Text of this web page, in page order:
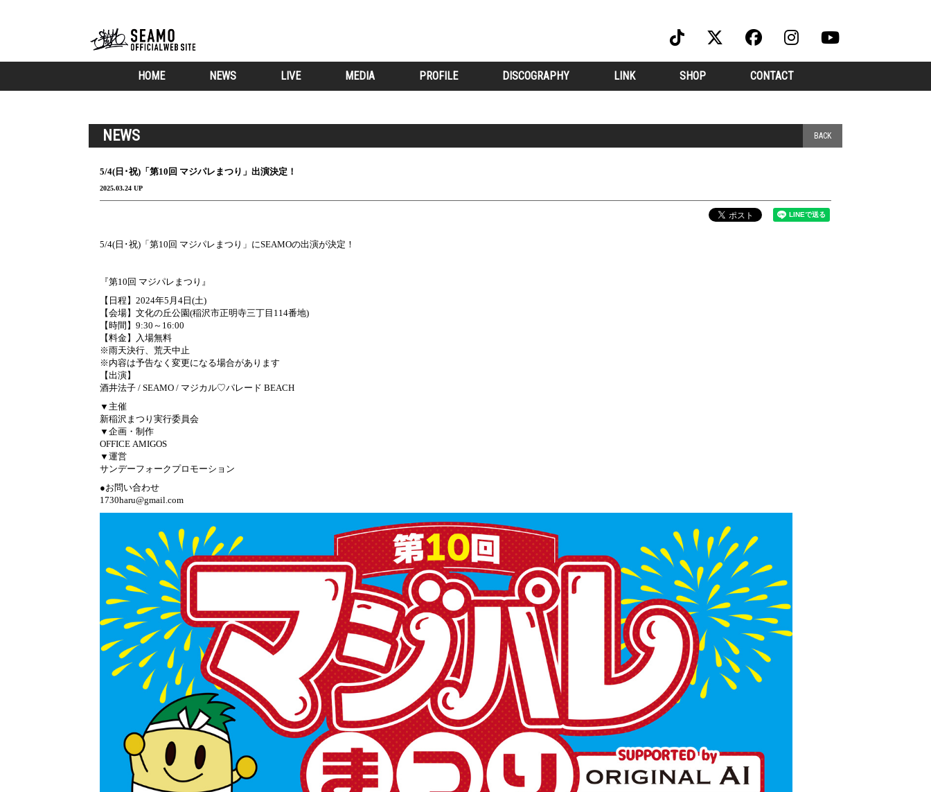
HOME NEWS LIVE MEDIA PROFILE DISCOGRAPHY LINK SHOP CONTACT
NEWS BACK
5/4(日･祝)「第10回 マジパレまつり」出演決定！
2025.03.24 UP
5/4(日･祝)「第10回 マジパレまつり」にSEAMOの出演が決定！
『第10回 マジパレまつり』
【日程】2024年5月4日(土)
【会場】文化の丘公園(稲沢市正明寺三丁目114番地)
【時間】9:30～16:00
【料金】入場無料
※雨天決行、荒天中止
※内容は予告なく変更になる場合があります
【出演】
酒井法子 / SEAMO / マジカル♡パレード BEACH
▼主催
新稲沢まつり実行委員会
▼企画・制作
OFFICE AMIGOS
▼運営
サンデーフォークプロモーション
●お問い合わせ
1730haru@gmail.com